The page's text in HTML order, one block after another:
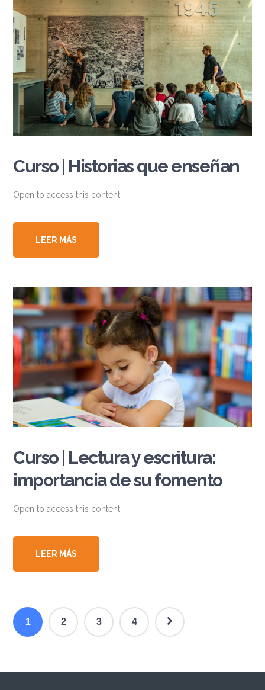
Curso | Historias que enseñan
Open to access this content
LEER MÁS
Curso | Lectura y escritura:
importancia de su fomento
Open to access this content
LEER MÁS
1 2 3 4